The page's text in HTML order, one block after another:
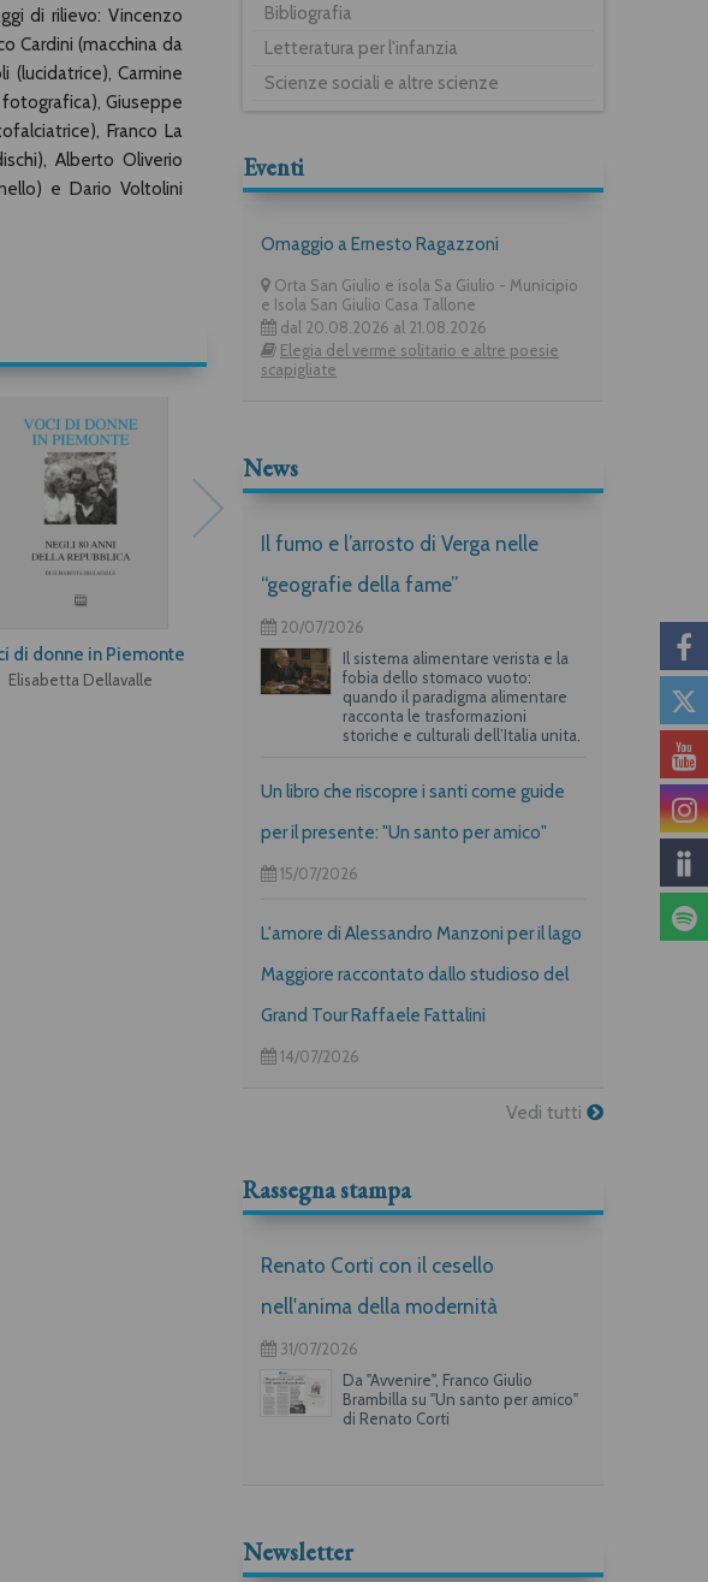
di rilievo: Vincenzo
Cardini (macchina da
(lucidatrice), Carmine
Giuseppe
Franco La
Alberto Oliverio
e Dario Voltolini
di donne in Piemonte
Elisabetta Dellavalle
La nostra memoria
Sergio Mattarella
Salvare il tempo
Alessandro Andreini
Bibliografia
Letteratura per l'infanzia
Scienze sociali e altre scienze
Eventi
Omaggio a Ernesto Ragazzoni
Orta San Giulio e isola Sa Giulio - Municipio
e Isola San Giulio Casa Tallone
dal 20.08.2026 al 21.08.2026
Elegia del verme solitario e altre poesie
scapigliate
News
Il fumo e l’arrosto di Verga nelle
“geografie della fame”
20/07/2026
Il sistema alimentare verista e la
fobia dello stomaco vuoto:
quando il paradigma alimentare
racconta le trasformazioni
storiche e culturali dell’Italia unita.
Un libro che riscopre i santi come guide
per il presente: "Un santo per amico"
15/07/2026
L'amore di Alessandro Manzoni per il lago
Maggiore raccontato dallo studioso del
Grand Tour Raffaele Fattalini
14/07/2026
Vedi tutti
Rassegna stampa
Renato Corti con il cesello
nell'anima della modernità
31/07/2026
Da "Avvenire", Franco Giulio
Brambilla su "Un santo per amico"
di Renato Corti
Newsletter